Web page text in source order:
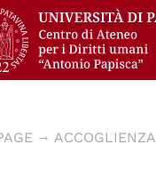
ACCOGLIENZA